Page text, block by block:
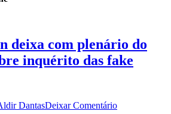
deixa com plenário do
inquérito das fake
DantasDeixar Comentário